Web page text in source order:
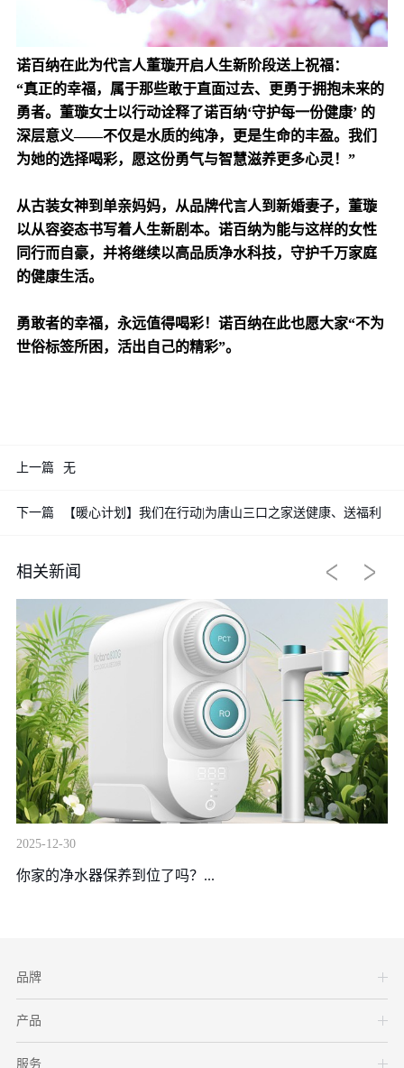
诺百纳在此为代言人董璇开启人生新阶段送上祝福：
“真正的幸福，属于那些敢于直面过去、更勇于拥抱未来的
勇者。董璇女士以行动诠释了诺百纳‘守护每一份健康’ 的
深层意义——不仅是水质的纯净，更是生命的丰盈。我们
为她的选择喝彩，愿这份勇气与智慧滋养更多心灵！”
从古装女神到单亲妈妈，从品牌代言人到新婚妻子，董璇
以从容姿态书写着人生新剧本。诺百纳为能与这样的女性
同行而自豪，并将继续以高品质净水科技，守护千万家庭
的健康生活。
勇敢者的幸福，永远值得喝彩！诺百纳在此也愿大家“不为
世俗标签所困， 活出自己的精彩”。
上一篇 无
下一篇 【暖心计划】我们在行动|为唐山三口之家送健康、送福利
相关新闻
2025-12-30
你家的净水器保养到位了吗？...
品牌
产品
服务